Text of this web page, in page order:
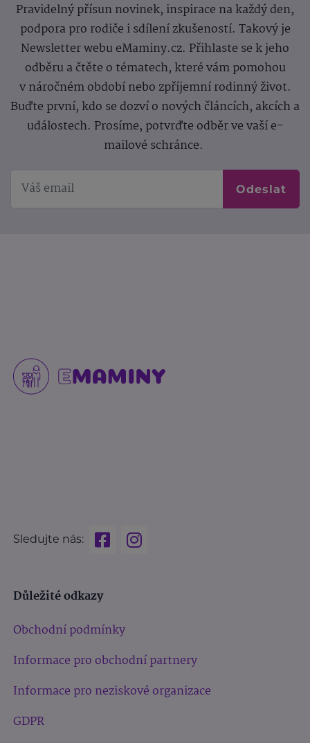
Pravidelný přísun novinek, inspirace na každý den,
podpora pro rodiče i sdílení zkušeností. Takový je
Newsletter webu eMaminy.cz. Přihlaste se k jeho
odběru a čtěte o tématech, které vám pomohou
v náročném období nebo zpříjemní rodinný život.
Buďte první, kdo se dozví o nových článcích, akcích a
událostech. Prosíme, potvrďte odběr ve vaší e-
mailové schránce.
Odeslat
Sledujte nás:
Důležité odkazy
Obchodní podmínky
Informace pro obchodní partnery
Informace pro neziskové organizace
GDPR